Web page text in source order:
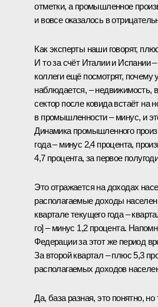
отметки, а промышленное
и вовсе оказалось в
Как эксперты наши говорят,
И то за счёт Италии и Испании
коллеги ещё посмотрят, почему
наблюдается, – недвижимость,
сектор после ковида встаёт на
в промышленности – минус, и
Динамика промышленного
года – минус 2,4 процента,
4,7 процента, за первое
Это отражается на доходах
располагаемые доходы
квартале текущего года –
го] – минус 1,2 процента.
Федерации за этот же период
За второй квартал – плюс 5,3
располагаемых доходов
Да, база разная, это понятно,